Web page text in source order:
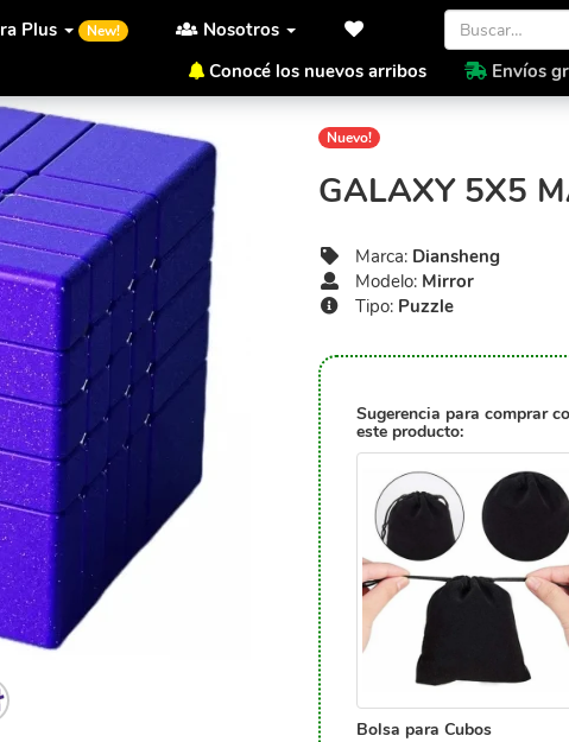
Plus New! Nosotros
Conocé los nuevos arribos
Envíos
Inicio Diansheng Mirror
Nuevo!
GALAXY 5X5
Marca: Diansheng
Modelo: Mirror
Tipo: Puzzle
Sugerencia para comprar
este producto:
Bolsa para Cubos